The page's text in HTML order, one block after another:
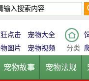
点击
宠物大全
图片
宠物视频 分类
宠物故事 宠物法规